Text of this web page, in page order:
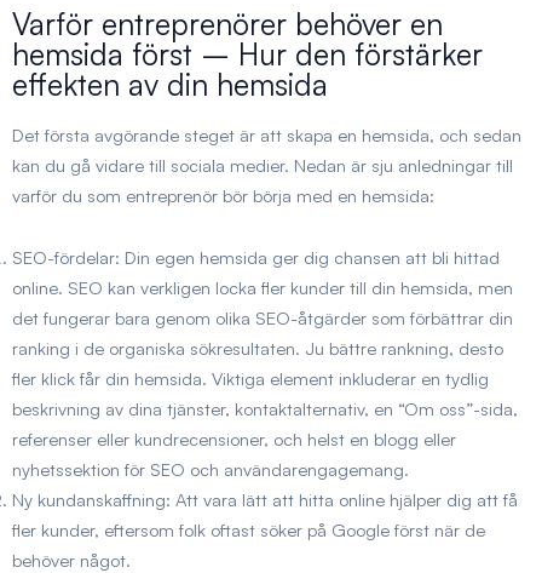
Varför entreprenörer behöver en
hemsida först – Hur den förstärker
effekten av din hemsida
Det första avgörande steget är att skapa en hemsida, och sedan
kan du gå vidare till sociala medier. Nedan är sju anledningar till
varför du som entreprenör bör börja med en hemsida:
SEO-fördelar: Din egen hemsida ger dig chansen att bli hittad
online. SEO kan verkligen locka fler kunder till din hemsida, men
det fungerar bara genom olika SEO-åtgärder som förbättrar din
ranking i de organiska sökresultaten. Ju bättre rankning, desto
fler klick får din hemsida. Viktiga element inkluderar en tydlig
beskrivning av dina tjänster, kontaktalternativ, en “Om oss”-sida,
referenser eller kundrecensioner, och helst en blogg eller
nyhetssektion för SEO och användarengagemang.
Ny kundanskaffning: Att vara lätt att hitta online hjälper dig att få
fler kunder, eftersom folk oftast söker på Google först när de
behöver något.